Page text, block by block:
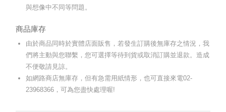
與想像中不同等問題。
商品庫存
由於商品同時於實體店面販售，若發生訂購後無庫存之情況，我
們將主動與您聯繫，您可選擇等待到貨或取消訂購並退款。造成
不便敬請見諒。
如網路商店無庫存，但有急需用紙情形，也可直接來電02-
23968366，可為您盡快處理喔!